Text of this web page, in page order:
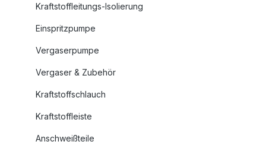
Kraftstoffleitungs-Isolierung
Einspritzpumpe
Vergaserpumpe
Vergaser & Zubehör
Kraftstoffschlauch
Kraftstoffleiste
Anschweißteile